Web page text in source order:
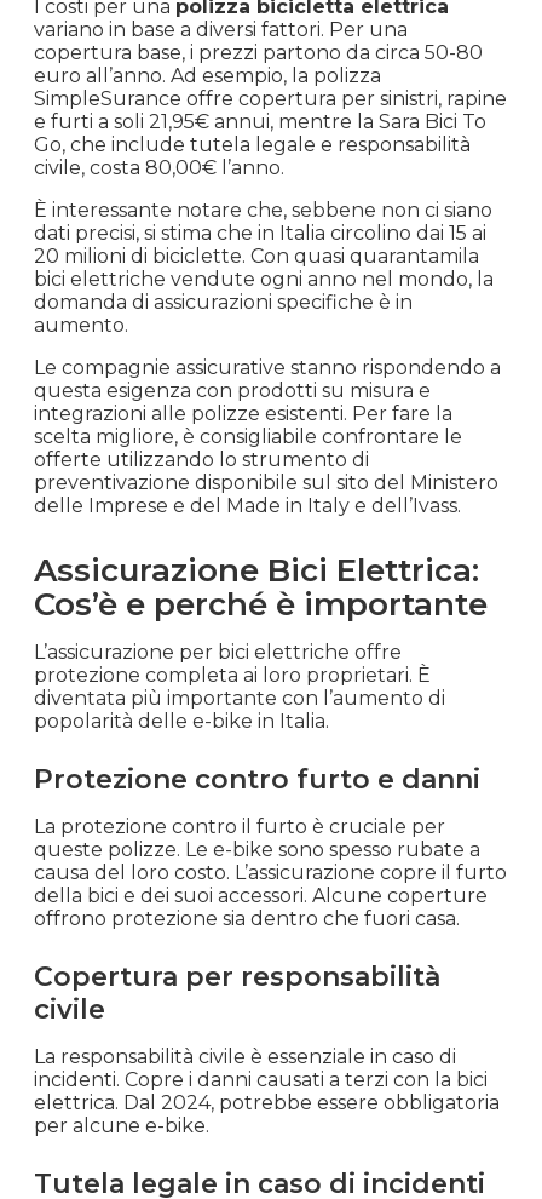
I costi per una polizza bicicletta elettrica
variano in base a diversi fattori. Per una
copertura base, i prezzi partono da circa 50-80
euro all’anno. Ad esempio, la polizza
SimpleSurance offre copertura per sinistri, rapine
e furti a soli 21,95€ annui, mentre la Sara Bici To
Go, che include tutela legale e responsabilità
civile, costa 80,00€ l’anno.
È interessante notare che, sebbene non ci siano
dati precisi, si stima che in Italia circolino dai 15 ai
20 milioni di biciclette. Con quasi quarantamila
bici elettriche vendute ogni anno nel mondo, la
domanda di assicurazioni specifiche è in
aumento.
Le compagnie assicurative stanno rispondendo a
questa esigenza con prodotti su misura e
integrazioni alle polizze esistenti. Per fare la
scelta migliore, è consigliabile confrontare le
offerte utilizzando lo strumento di
preventivazione disponibile sul sito del Ministero
delle Imprese e del Made in Italy e dell’Ivass.
Assicurazione Bici Elettrica:
Cos’è e perché è importante
L’assicurazione per bici elettriche offre
protezione completa ai loro proprietari. È
diventata più importante con l’aumento di
popolarità delle e-bike in Italia.
Protezione contro furto e danni
La protezione contro il furto è cruciale per
queste polizze. Le e-bike sono spesso rubate a
causa del loro costo. L’assicurazione copre il furto
della bici e dei suoi accessori. Alcune coperture
offrono protezione sia dentro che fuori casa.
Copertura per responsabilità
civile
La responsabilità civile è essenziale in caso di
incidenti. Copre i danni causati a terzi con la bici
elettrica. Dal 2024, potrebbe essere obbligatoria
per alcune e-bike.
Tutela legale in caso di incidenti